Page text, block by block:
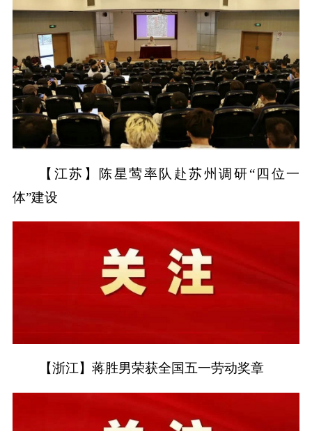
【江苏】陈星莺率队赴苏州调研“四位一
体”建设
【浙江】蒋胜男荣获全国五一劳动奖章